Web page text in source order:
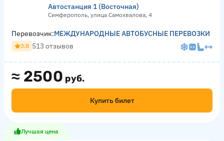
Автостанция 1 (Восточная)
Симферополь, улица Самохвалова, 4
≈ 2500 руб.
Купить билет
Перевозчик:МЕЖДУНАРОДНЫЕ АВТОБУСНЫЕ ПЕРЕВОЗКИ
3.8 513 отзывов
Лучшая цена